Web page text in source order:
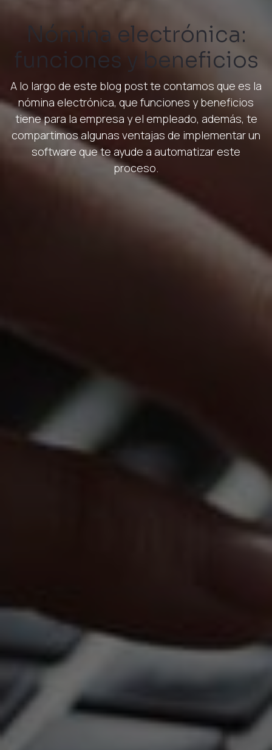
Nómina electrónica:
funciones y beneficios
A lo largo de este blog post te contamos que es la
nómina electrónica, que funciones y beneficios
tiene para la empresa y el empleado, además, te
compartimos algunas ventajas de implementar un
software que te ayude a automatizar este
proceso.